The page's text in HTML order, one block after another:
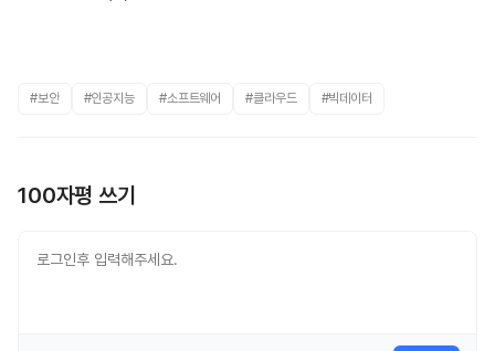
#보안 #인공지능 #소프트웨어 #클라우드 #빅데이터
100자평 쓰기